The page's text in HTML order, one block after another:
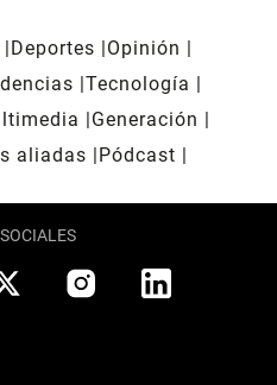
Deportes
Opinión
Tecnología
Generación
aliadas
Pódcast